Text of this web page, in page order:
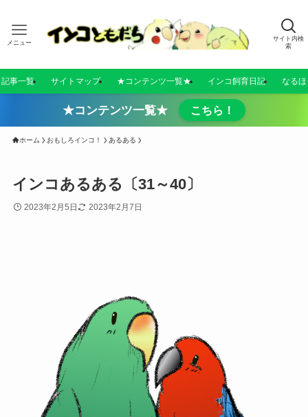
サイト内検
索
メニュー
事一覧 サイトマップ ★コンテンツ一覧★ インコ飼育日記 なる
★コンテンツ一覧★ こちら！
ホーム おもしろインコ！ あるある
インコあるある〔31～40〕
2023年2月5日 2023年2月7日